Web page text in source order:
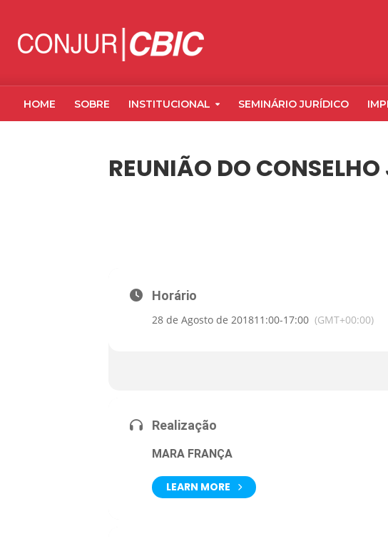
HOME SOBRE INSTITUCIONAL SEMINÁRIO JURÍDICO
REUNIÃO DO
Horário
28 de Agosto de 201811:00-17:00 (GMT+00:00)
Realização
MARA FRANÇA
LEARN MORE